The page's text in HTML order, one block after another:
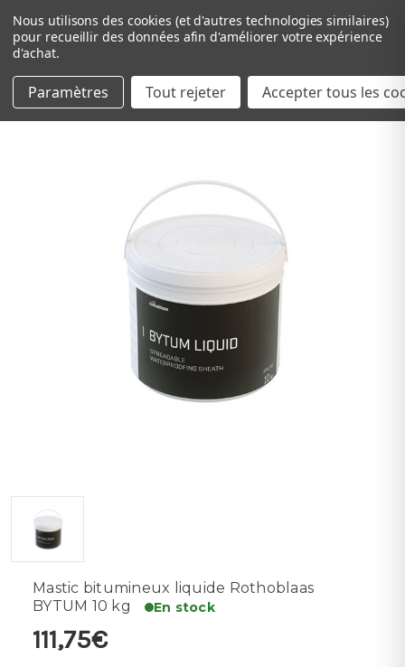
Passer au contenu principal
Mastic bitumineux liquide Rothoblaas
BYTUM 10 kg
En stock
111,75€
Nous utilisons des cookies (et d'autres technologies similaires)
pour recueillir des données afin d'améliorer votre expérience
d'achat.
Paramètres Tout rejeter Accepter tous les